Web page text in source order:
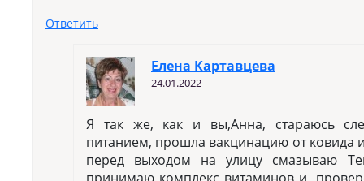
Ответить
Елена Картавцева
24.01.2022
Я так же, как и вы,Анна, стараюсь
питанием, прошла вакцинацию от ковида
перед выходом на улицу смазываю